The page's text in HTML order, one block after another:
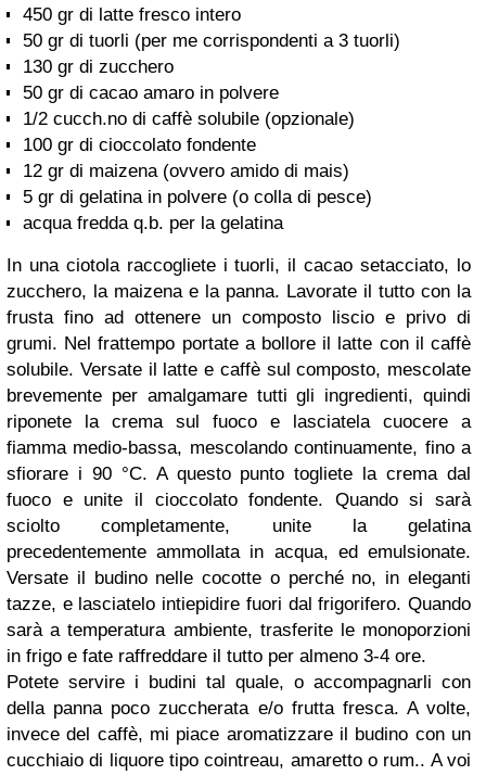
450 gr di latte fresco intero
50 gr di tuorli (per me corrispondenti a 3 tuorli)
130 gr di zucchero
50 gr di cacao amaro in polvere
1/2 cucch.no di caffè solubile (opzionale)
100 gr di cioccolato fondente
12 gr di maizena (ovvero amido di mais)
5 gr di gelatina in polvere (o colla di pesce)
acqua fredda q.b. per la gelatina
In una ciotola raccogliete i tuorli, il cacao setacciato, lo
zucchero, la maizena e la panna. Lavorate il tutto con la
frusta fino ad ottenere un composto liscio e privo di
grumi. Nel frattempo portate a bollore il latte con il caffè
solubile. Versate il latte e caffè sul composto, mescolate
brevemente per amalgamare tutti gli ingredienti, quindi
riponete la crema sul fuoco e lasciatela cuocere a
fiamma medio-bassa, mescolando continuamente, fino a
sfiorare i 90 °C. A questo punto togliete la crema dal
fuoco e unite il cioccolato fondente. Quando si sarà
sciolto completamente, unite la gelatina
precedentemente ammollata in acqua, ed emulsionate.
Versate il budino nelle cocotte o perché no, in eleganti
tazze, e lasciatelo intiepidire fuori dal frigorifero. Quando
sarà a temperatura ambiente, trasferite le monoporzioni
in frigo e fate raffreddare il tutto per almeno 3-4 ore.
Potete servire i budini tal quale, o accompagnarli con
della panna poco zuccherata e/o frutta fresca. A volte,
invece del caffè, mi piace aromatizzare il budino con un
cucchiaio di liquore tipo cointreau, amaretto o rum.. A voi